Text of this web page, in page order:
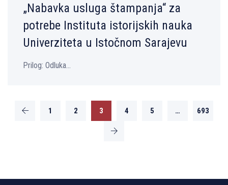
„Nabavka usluga štampanja“ za
potrebe Instituta istorijskih nauka
Univerziteta u Istočnom Sarajevu
Prilog: Odluka...
1 2 3 4 5 … 693